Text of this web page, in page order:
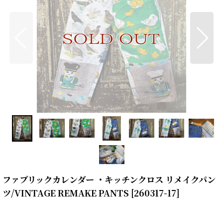
ファブリックカレンダー ・キッチンクロス リメイクパン
ツ/VINTAGE REMAKE PANTS [260317-17]